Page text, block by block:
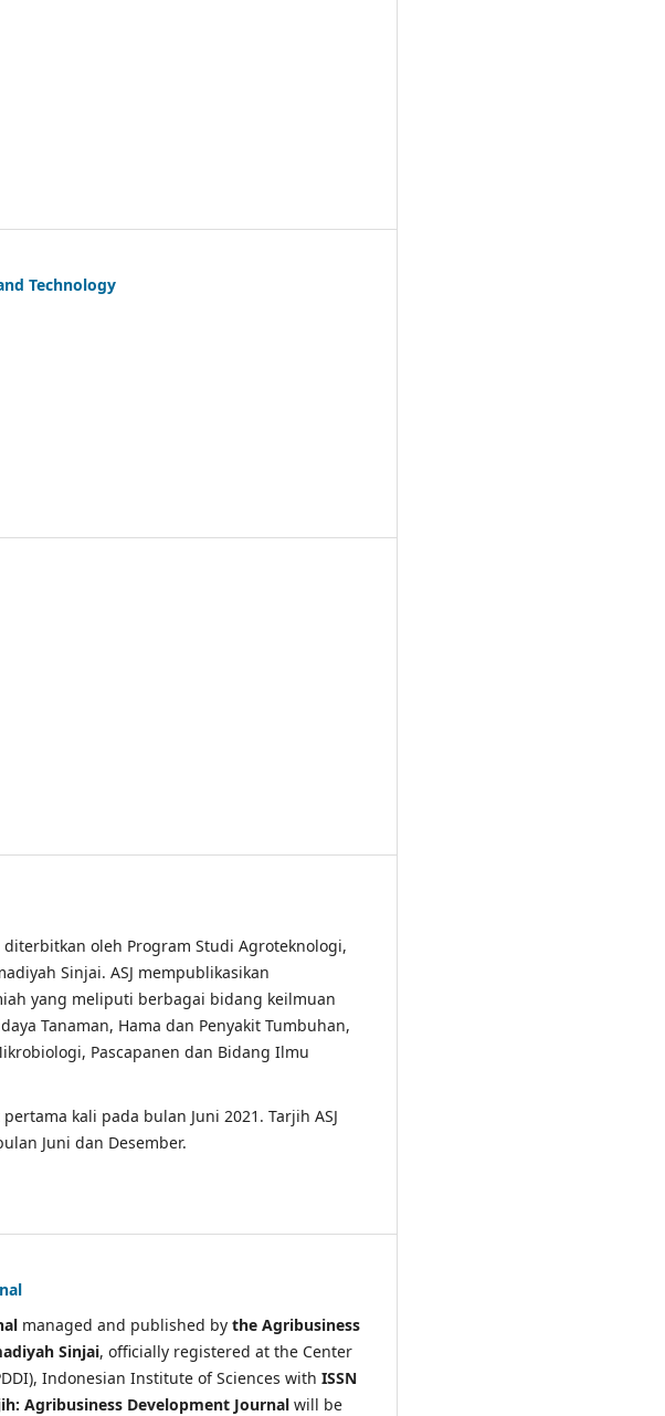
Technology
diterbitkan oleh Program Studi Agroteknologi,
Sinjai. ASJ mempublikasikan
yang meliputi berbagai bidang keilmuan
Tanaman, Hama dan Penyakit Tumbuhan,
Pascapanen dan Bidang Ilmu
kali pada bulan Juni 2021. Tarjih ASJ
Juni dan Desember.
managed and published by the Agribusiness
Sinjai, officially registered at the Center
Indonesian Institute of Sciences with ISSN
Agribusiness Development Journal will be